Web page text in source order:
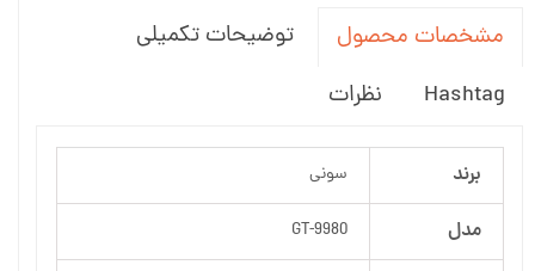
مشخصات محصول
توضیحات تکمیلی
Hashtag
نظرات
برند سونی
مدل GT-9980